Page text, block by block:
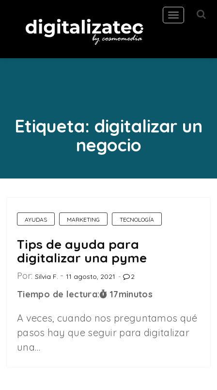
Toggle
navigation
Etiqueta: digitalizar un
negocio
AYUDAS MARKETING TECNOLOGÍA
Tips de ayuda para
digitalizar una pyme
Por: Silvia F. 11 agosto, 2021 2
Tiempo de lectura: 17minutos
A veces, cuando nos preguntamos qué
pasos hay que seguir para digitalizar
una…